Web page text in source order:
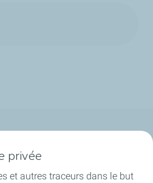
privée
et autres traceurs dans le but